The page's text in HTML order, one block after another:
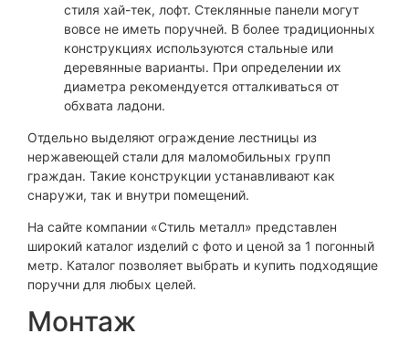
стиля хай-тек, лофт. Стеклянные панели могут
вовсе не иметь поручней. В более традиционных
конструкциях используются стальные или
деревянные варианты. При определении их
диаметра рекомендуется отталкиваться от
обхвата ладони.
Отдельно выделяют ограждение лестницы из
нержавеющей стали для маломобильных групп
граждан. Такие конструкции устанавливают как
снаружи, так и внутри помещений.
На сайте компании «Стиль металл» представлен
широкий каталог изделий с фото и ценой за 1 погонный
метр. Каталог позволяет выбрать и купить подходящие
поручни для любых целей.
Монтаж